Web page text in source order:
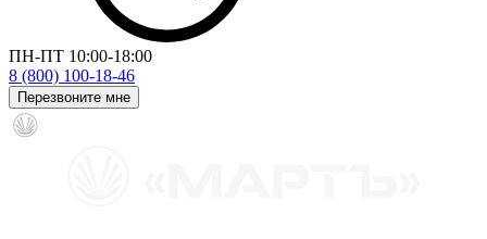
ПН-ПТ 10:00-18:00
8 (800) 100-18-46
Перезвоните мне